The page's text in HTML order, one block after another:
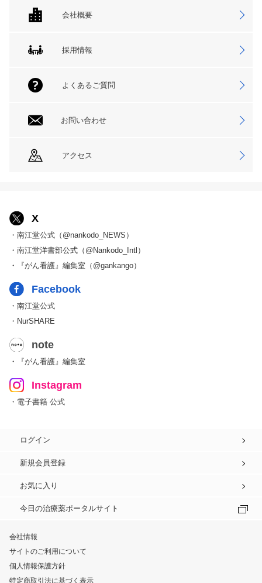
会社概要
採用情報
よくあるご質問
お問い合わせ
アクセス
X
・南江堂公式（@nankodo_NEWS）
・南江堂洋書部公式（@Nankodo_Intl）
・『がん看護』編集室（@gankango）
Facebook
・南江堂公式
・NurSHARE
note
・『がん看護』編集室
Instagram
・電子書籍 公式
ログイン
新規会員登録
お気に入り
今日の治療薬ポータルサイト
会社情報
サイトのご利用について
個人情報保護方針
特定商取引法に基づく表示